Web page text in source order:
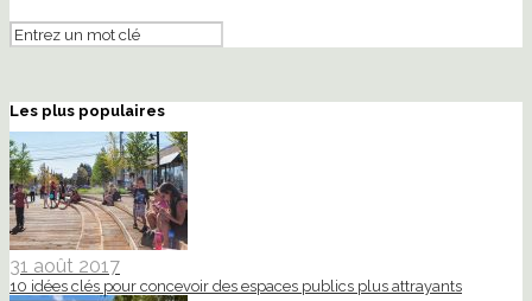
Les plus populaires
31 août 2017
10 idées clés pour concevoir des espaces publics plus attrayants